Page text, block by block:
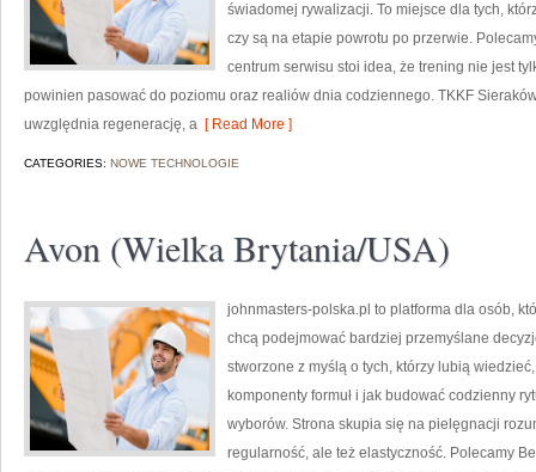
świadomej rywalizacji. To miejsce dla tych,
czy są na etapie powrotu po przerwie.
centrum serwisu stoi idea, że trening nie jest
powinien pasować do poziomu oraz realiów dnia codziennego. TKKF
uwzględnia regenerację, a [ Read More ]
CATEGORIES: NOWE TECHNOLOGIE
Avon (Wielka Brytania/USA)
johnmasters-polska.pl to platforma dla osób,
chcą podejmować bardziej przemyślane
stworzone z myślą o tych, którzy lubią
komponenty formuł i jak budować codzienny
wyborów. Strona skupia się na pielęgnacji
regularność, ale też elastyczność. Polecamy